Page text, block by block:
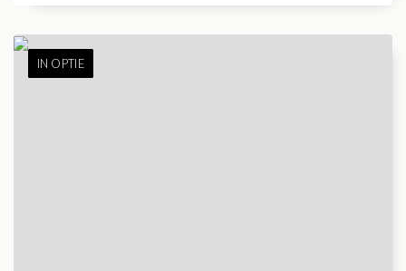
IN OPTIE